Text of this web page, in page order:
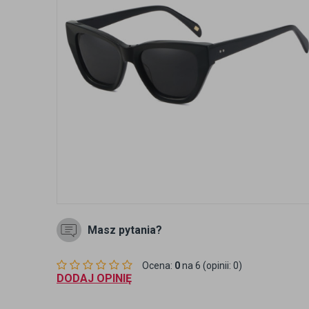
Masz pytania?
Ocena: 0na 6 (opinii: 0)
DODAJ OPINIĘ